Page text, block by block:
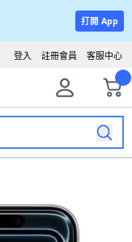
打開 App
客服中心
註冊會員
登入